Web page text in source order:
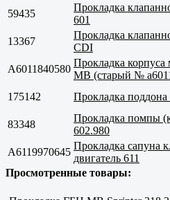
59435
Прокладка
601
13367
Прокладка
CDI
A6011840580
Прокладка корпуса
МВ (старый №
175142
Прокладка
83348
Прокладка помпы
602.980
A6119970645
Прокладка сапуна
двигатель 611
Просмотренные товары: